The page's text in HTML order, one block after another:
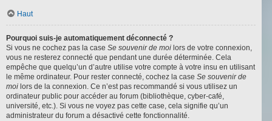
Haut
Pourquoi suis-je automatiquement déconnecté ?
Si vous ne cochez pas la case Se souvenir de moi lors de votre connexion,
vous ne resterez connecté que pendant une durée déterminée. Cela
empêche que quelqu’un d’autre utilise votre compte à votre insu en utilisant
le même ordinateur. Pour rester connecté, cochez la case Se souvenir de
moi lors de la connexion. Ce n’est pas recommandé si vous utilisez un
ordinateur public pour accéder au forum (bibliothèque, cyber-café,
université, etc.). Si vous ne voyez pas cette case, cela signifie qu’un
administrateur du forum a désactivé cette fonctionnalité.